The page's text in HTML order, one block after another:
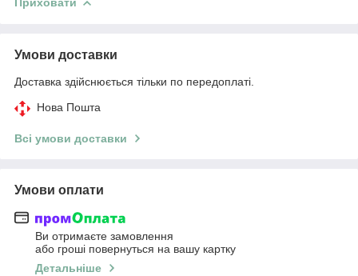
Умови доставки
Доставка здійснюється тільки по передоплаті.
Нова Пошта
Всі умови доставки
Умови оплати
Ви отримаєте замовлення
або гроші повернуться на вашу картку
Детальніше